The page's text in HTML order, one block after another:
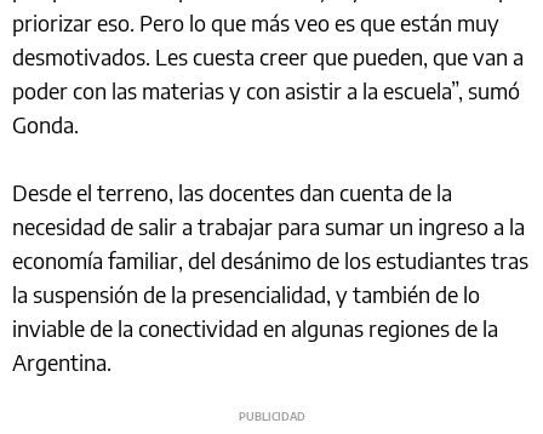
priorizar eso. Pero lo que más veo es que están muy
desmotivados. Les cuesta creer que pueden, que van a
poder con las materias y con asistir a la escuela”, sumó
Gonda.
Desde el terreno, las docentes dan cuenta de la
necesidad de salir a trabajar para sumar un ingreso a la
economía familiar, del desánimo de los estudiantes tras
la suspensión de la presencialidad, y también de lo
inviable de la conectividad en algunas regiones de la
Argentina.